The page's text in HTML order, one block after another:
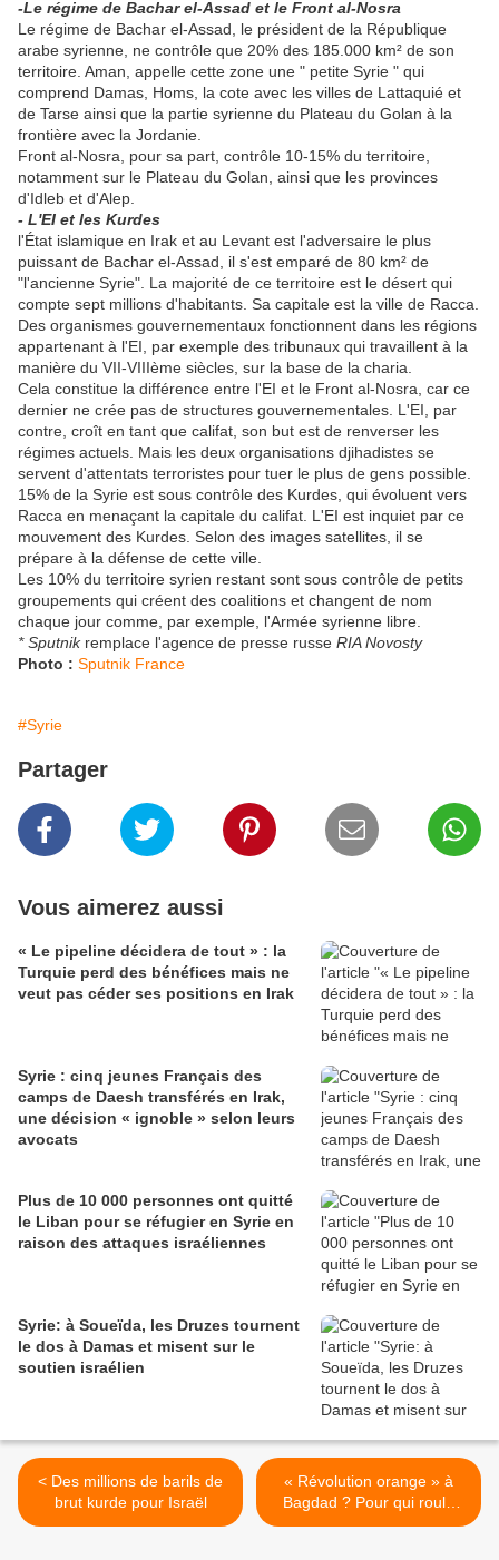
-Le régime de Bachar el-Assad et le Front al-Nosra
Le régime de Bachar el-Assad, le président de la République
arabe syrienne, ne contrôle que 20% des 185.000 km² de son
territoire. Aman, appelle cette zone une " petite Syrie " qui
comprend Damas, Homs, la cote avec les villes de Lattaquié et
de Tarse ainsi que la partie syrienne du Plateau du Golan à la
frontière avec la Jordanie.
Front al-Nosra, pour sa part, contrôle 10-15% du territoire,
notamment sur le Plateau du Golan, ainsi que les provinces
d'Idleb et d'Alep.
- L'EI et les Kurdes
l'État islamique en Irak et au Levant est l'adversaire le plus
puissant de Bachar el-Assad, il s'est emparé de 80 km² de
"l'ancienne Syrie". La majorité de ce territoire est le désert qui
compte sept millions d'habitants. Sa capitale est la ville de Racca.
Des organismes gouvernementaux fonctionnent dans les régions
appartenant à l'EI, par exemple des tribunaux qui travaillent à la
manière du VII-VIIIème siècles, sur la base de la charia.
Cela constitue la différence entre l'EI et le Front al-Nosra, car ce
dernier ne crée pas de structures gouvernementales. L'EI, par
contre, croît en tant que califat, son but est de renverser les
régimes actuels. Mais les deux organisations djihadistes se
servent d'attentats terroristes pour tuer le plus de gens possible.
15% de la Syrie est sous contrôle des Kurdes, qui évoluent vers
Racca en menaçant la capitale du califat. L'EI est inquiet par ce
mouvement des Kurdes. Selon des images satellites, il se
prépare à la défense de cette ville.
Les 10% du territoire syrien restant sont sous contrôle de petits
groupements qui créent des coalitions et changent de nom
chaque jour comme, par exemple, l'Armée syrienne libre.
* Sputnikremplace l'agence de presse russe RIA Novosty
Photo : Sputnik France
#Syrie
Partager
Vous aimerez aussi
« Le pipeline décidera de tout » : la
Turquie perd des bénéfices mais ne
veut pas céder ses positions en Irak
Syrie : cinq jeunes Français des
camps de Daesh transférés en Irak,
une décision « ignoble » selon leurs
avocats
Plus de 10 000 personnes ont quitté
le Liban pour se réfugier en Syrie en
raison des attaques israéliennes
Syrie: à Soueïda, les Druzes tournent
le dos à Damas et misent sur le
soutien israélien
< Des millions de barils de
brut kurde pour Israël
« Révolution orange » à
Bagdad ? Pour qui roule
Haïdar al-Abadi? >